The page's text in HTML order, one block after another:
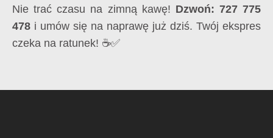
Nie trać czasu na zimną kawę! Dzwoń: 727 775
478 i umów się na naprawę już dziś. Twój ekspres
czeka na ratunek! ☕✅